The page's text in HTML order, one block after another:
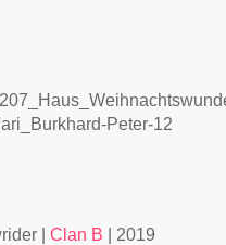
|Clan B | 2019